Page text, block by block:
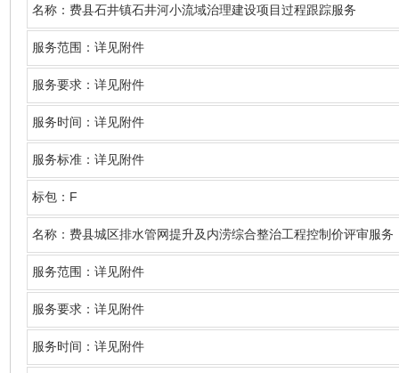
名称：费县石井镇石井河小流域治理建设项目过程跟踪服务
服务范围：详见附件
服务要求：详见附件
服务时间：详见附件
服务标准：详见附件
标包： F
名称：费县城区排水管网提升及内涝综合整治工程控制价评审服务
服务范围：详见附件
服务要求：详见附件
服务时间：详见附件